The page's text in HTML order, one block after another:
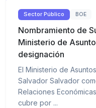
Sector Público BOE
Nombramiento de
Ministerio de
designación
El Ministerio de
Salvador Salvador
Relaciones
cubre por ...